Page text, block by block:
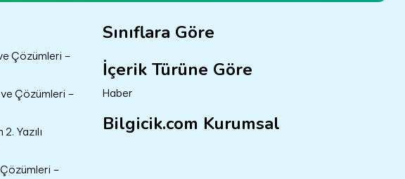
ve Çözümleri –
ve Çözümleri –
Yazılı
Çözümleri –
Sınıflara Göre
İçerik Türüne Göre
Haber
Bilgicik.com Kurumsal